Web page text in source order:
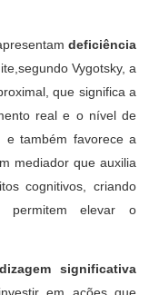
deficiência
Vygotsky, a
que significa a
real e o nível de
e também favorece a
mediador que auxilia
cognitivos, criando
permitem elevar o
significativa